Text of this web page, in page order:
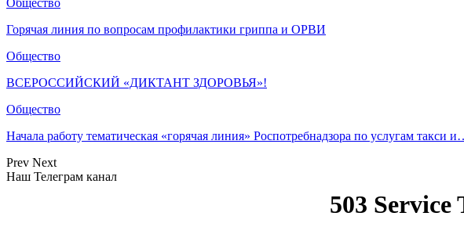
Горячая линия по вопросам профилактики гриппа и ОРВИ
Общество
ВСЕРОССИЙСКИЙ «ДИКТАНТ ЗДОРОВЬЯ»!
Общество
Начала работу тематическая «горячая линия» Роспотребнадзора по услугам такси
Prev Next
Наш Телеграм канал